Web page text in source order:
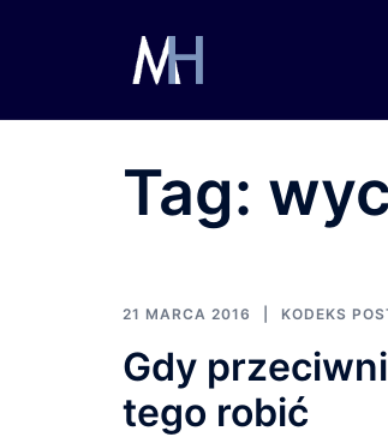
Tag:
21 MARCA 2016 KODEKS
Gdy
tego robić